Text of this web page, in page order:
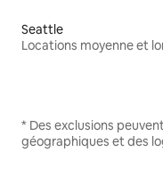
Seattle
* Des exclusions
géographiques et des